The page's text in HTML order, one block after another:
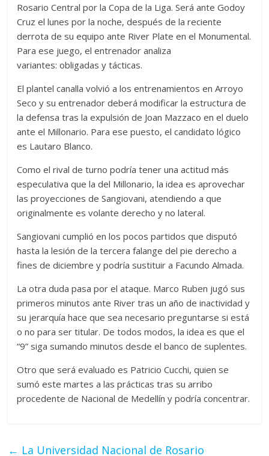
Rosario Central por la Copa de la Liga. Será ante Godoy
Cruz el lunes por la noche, después de la reciente
derrota de su equipo ante River Plate en el Monumental.
Para ese juego, el entrenador analiza
variantes: obligadas y tácticas.
El plantel canalla volvió a los entrenamientos en Arroyo
Seco y su entrenador deberá modificar la estructura de
la defensa tras la expulsión de Joan Mazzaco en el duelo
ante el Millonario. Para ese puesto, el candidato lógico
es Lautaro Blanco.
Como el rival de turno podría tener una actitud más
especulativa que la del Millonario, la idea es aprovechar
las proyecciones de Sangiovani, atendiendo a que
originalmente es volante derecho y no lateral.
Sangiovani cumplió en los pocos partidos que disputó
hasta la lesión de la tercera falange del pie derecho a
fines de diciembre y podría sustituir a Facundo Almada.
La otra duda pasa por el ataque. Marco Ruben jugó sus
primeros minutos ante River tras un año de inactividad y
su jerarquía hace que sea necesario preguntarse si está
o no para ser titular. De todos modos, la idea es que el
“9” siga sumando minutos desde el banco de suplentes.
Otro que será evaluado es Patricio Cucchi, quien se
sumó este martes a las prácticas tras su arribo
procedente de Nacional de Medellín y podría concentrar.
← La Universidad Nacional de Rosario